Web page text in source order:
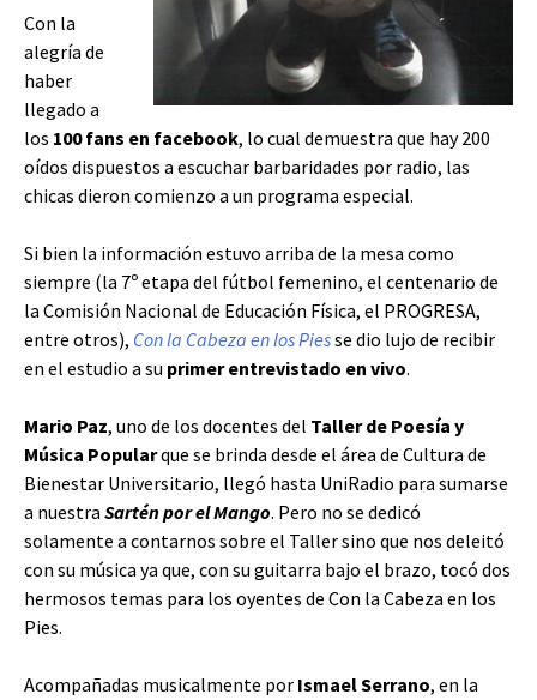
Con la
alegría de
haber
llegado a
los 100 fans en facebook, lo cual demuestra que hay 200
oídos dispuestos a escuchar barbaridades por radio, las
chicas dieron comienzo a un programa especial.
Si bien la información estuvo arriba de la mesa como
siempre (la 7º etapa del fútbol femenino, el centenario de
la Comisión Nacional de Educación Física, el PROGRESA,
entre otros), Con la Cabeza en los Piesse dio lujo de recibir
en el estudio a su primer entrevistado en vivo.
Mario Paz, uno de los docentes del Taller de Poesía y
Música Popularque se brinda desde el área de Cultura de
Bienestar Universitario, llegó hasta UniRadio para sumarse
a nuestra Sartén por el Mango. Pero no se dedicó
solamente a contarnos sobre el Taller sino que nos deleitó
con su música ya que, con su guitarra bajo el brazo, tocó dos
hermosos temas para los oyentes de Con la Cabeza en los
Pies.
Acompañadas musicalmente por Ismael Serrano, en la